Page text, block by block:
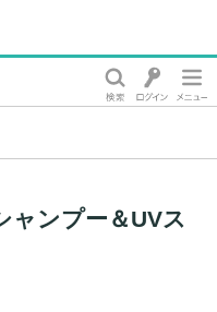
ャンプー＆UVス